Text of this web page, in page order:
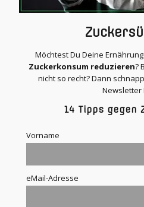
Möchtest Du Deine
Zuckerkonsum reduzieren?
nicht so recht? Dann
Newsletter
14 Tipps gegen
Vorname
eMail-Adresse